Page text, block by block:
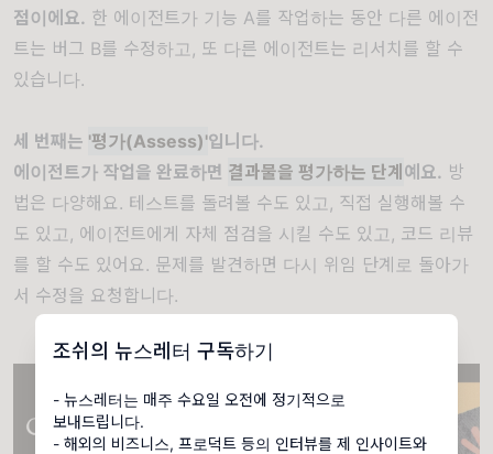
조쉬의 뉴스레터 구독하기
- 뉴스레터는 매주 수요일 오전에 정기적으로
보내드립니다.
- 해외의 비즈니스, 프로덕트 등의 인터뷰를 제 인사이트와
점이에요. 한 에이전트가 기능 A를 작업하는 동안 다른 에이전
트는 버그 B를 수정하고, 또 다른 에이전트는 리서치를 할 수
있습니다.
세 번째는 '평가(Assess)'입니다.
에이전트가 작업을 완료하면 결과물을 평가하는 단계 예요. 방
법은 다양해요. 테스트를 돌려볼 수도 있고, 직접 실행해볼 수
도 있고, 에이전트에게 자체 점검을 시킬 수도 있고, 코드 리뷰
를 할 수도 있어요. 문제를 발견하면 다시 위임 단계로 돌아가
서 수정을 요청합니다.